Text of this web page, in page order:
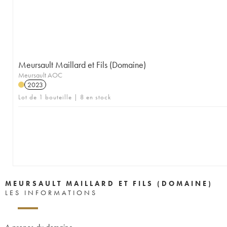
Meursault Maillard et Fils (Domaine)
Meursault AOC
2023
Lot de 1 bouteille | 8 en stock
MEURSAULT MAILLARD ET FILS (DOMAINE)
LES INFORMATIONS